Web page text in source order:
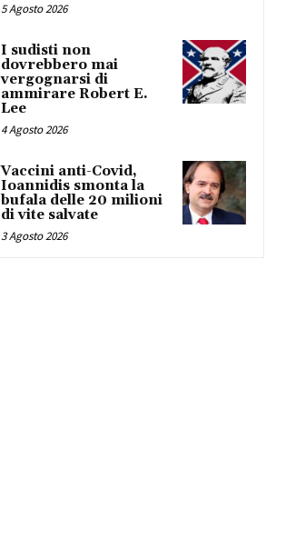
5 Agosto 2026
I sudisti non
dovrebbero mai
vergognarsi di
ammirare Robert E.
Lee
4 Agosto 2026
Vaccini anti-Covid,
Ioannidis smonta la
bufala delle 20 milioni
di vite salvate
3 Agosto 2026